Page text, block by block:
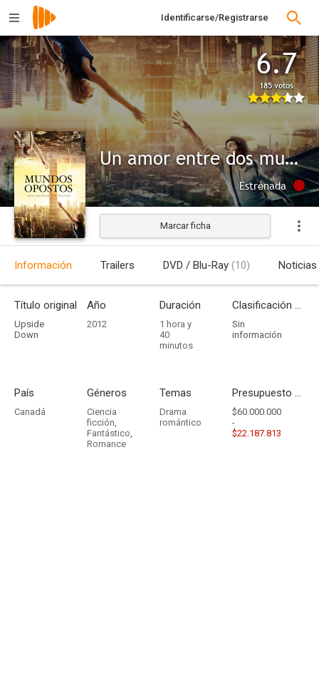
Identificarse/Registrarse
6.7
185 votos
Un amor entre dos mundos
Estrenada
Marcar ficha
Información Trailers DVD / Blu-Ray (10) Noticias
Título original
Upside
Down
Año
2012
Duración
1 hora y
40
minutos
Clasificación por edades
Sin
información
País
Canadá
Géneros
Ciencia
ficción,
Fantástico,
Romance
Temas
Drama
romántico
Presupuesto - Ingresos
$60.000.000
-
$22.187.813